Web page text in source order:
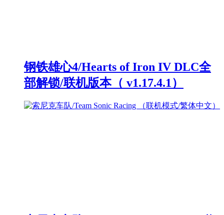
钢铁雄心4/Hearts of Iron IV DLC全
部解锁/联机版本（ v1.17.4.1）